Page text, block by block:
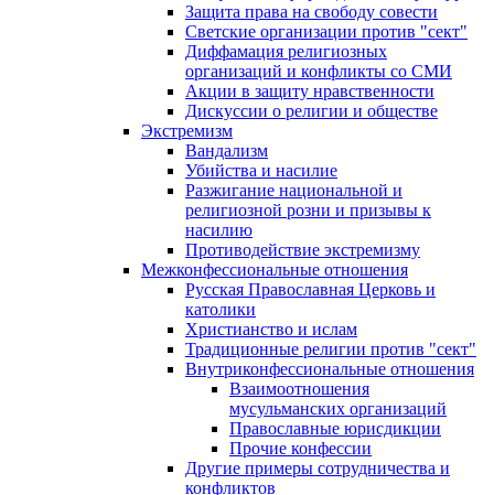
Защита права на свободу совести
Светские организации против "сект"
Диффамация религиозных
организаций и конфликты со СМИ
Акции в защиту нравственности
Дискуссии о религии и обществе
Экстремизм
Вандализм
Убийства и насилие
Разжигание национальной и
религиозной розни и призывы к
насилию
Противодействие экстремизму
Межконфессиональные отношения
Русская Православная Церковь и
католики
Христианство и ислам
Традиционные религии против "сект"
Внутриконфессиональные отношения
Взаимоотношения
мусульманских организаций
Православные юрисдикции
Прочие конфессии
Другие примеры сотрудничества и
конфликтов